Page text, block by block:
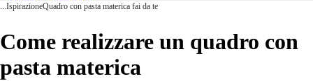
...IspirazioneQuadro con pasta materica fai da te
Come realizzare un quadro con
pasta materica